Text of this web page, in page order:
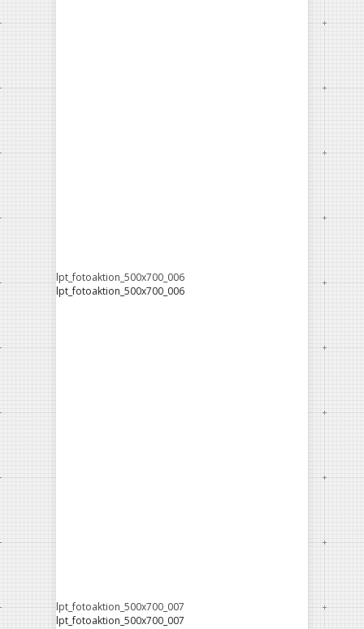
lpt_fotoaktion_500x700_006
lpt_fotoaktion_500x700_006
lpt_fotoaktion_500x700_007
lpt_fotoaktion_500x700_007